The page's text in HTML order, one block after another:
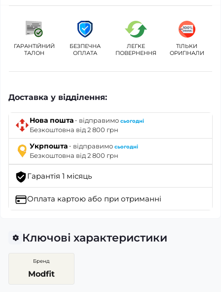
ГАРАНТІЙНИЙ
ТАЛОН
БЕЗПЕЧНА
ОПЛАТА
ЛЕГКЕ
ПОВЕРНЕННЯ
ТІЛЬКИ
ОРИГІНАЛИ
Доставка у відділення:
Нова пошта · відправимо сьогодні
Безкоштовна від 2 800 грн
Укрпошта · відправимо сьогодні
Безкоштовна від 2 800 грн
Гарантія 1 місяць
Оплата картою або при отриманні
Ключові характеристики
Бренд
Modfit